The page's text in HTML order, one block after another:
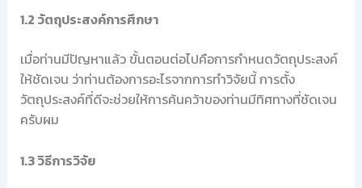
1.2 วัตถุประสงค์การศึกษา
เมื่อท่านมีปัญหาแล้ว ขั้นตอนต่อไปคือการกำหนดวัตถุประสงค์
ให้ชัดเจน ว่าท่านต้องการอะไรจากการทำวิจัยนี้ การตั้ง
วัตถุประสงค์ที่ดีจะช่วยให้การค้นคว้าของท่านมีทิศทางที่ชัดเจน
ครับผม
1.3 วิธีการวิจัย